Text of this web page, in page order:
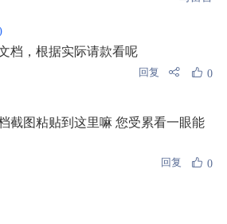
档，根据实际请款看呢
回复 0
截图粘贴到这里嘛 您受累看一眼能
回复 0